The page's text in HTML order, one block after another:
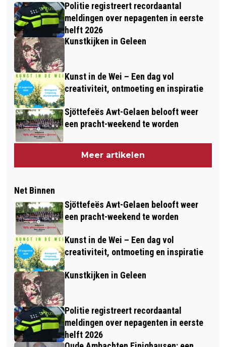
Politie registreert recordaantal
meldingen over nepagenten in eerste
helft 2026
Kunstkijken in Geleen
Kunst in de Wei – Een dag vol
creativiteit, ontmoeting en inspiratie
Sjöttefeës Awt-Gelaen belooft weer
een pracht-weekend te worden
Meer artikelen
Net Binnen
Sjöttefeës Awt-Gelaen belooft weer
een pracht-weekend te worden
Kunst in de Wei – Een dag vol
creativiteit, ontmoeting en inspiratie
Kunstkijken in Geleen
Politie registreert recordaantal
meldingen over nepagenten in eerste
helft 2026